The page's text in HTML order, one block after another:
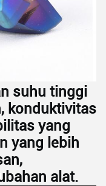
suhu tinggi
konduktivitas
yang
yang lebih
alat.